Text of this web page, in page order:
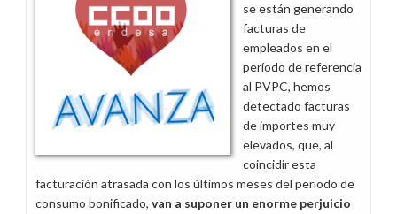
veracidad
en
las
facturas
de
tarifa
empleados
se están generando
facturas de
empleados en el
período de referencia
al PVPC, hemos
detectado facturas
de importes muy
elevados, que, al
coincidir esta
facturación atrasada con los últimos meses del período de
consumo bonificado, van a suponer un enorme perjuicio